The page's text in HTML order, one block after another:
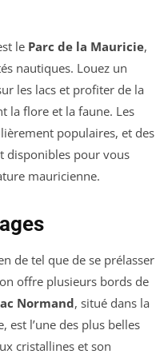
le Parc de la Mauricie,
nautiques. Louez un
les lacs et profiter de la
la flore et la faune. Les
populaires, et des
disponibles pour vous
mauricienne.
de tel que de se prélasser
offre plusieurs bords de
Normand, situé dans la
est l’une des plus belles
cristallines et son